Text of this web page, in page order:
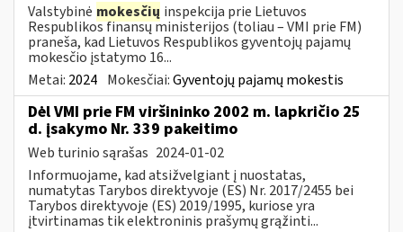
Valstybinė mokesčių inspekcija prie Lietuvos
Respublikos finansų ministerijos (toliau – VMI prie FM)
praneša, kad Lietuvos Respublikos gyventojų pajamų
mokesčio įstatymo 16...
Metai: 2024 Mokesčiai:Gyventojų pajamų mokestis
Dėl VMI prie FM viršininko 2002 m. lapkričio 25
d. įsakymo Nr. 339 pakeitimo
Web turinio sąrašas 2024-01-02
Informuojame, kad atsižvelgiant į nuostatas,
numatytas Tarybos direktyvoje (ES) Nr. 2017/2455 bei
Tarybos direktyvoje (ES) 2019/1995, kuriose yra
įtvirtinamas tik elektroninis prašymų grąžinti...